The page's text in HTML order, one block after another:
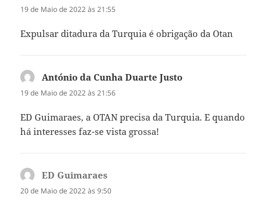
19 de Maio de 2022 às 21:55
Expulsar ditadura da Turquia é obrigação da Otan
António da Cunha Duarte Justo
19 de Maio de 2022 às 21:56
ED Guimaraes, a OTAN precisa da Turquia. E quando
há interesses faz-se vista grossa!
ED Guimaraes
20 de Maio de 2022 às 9:50